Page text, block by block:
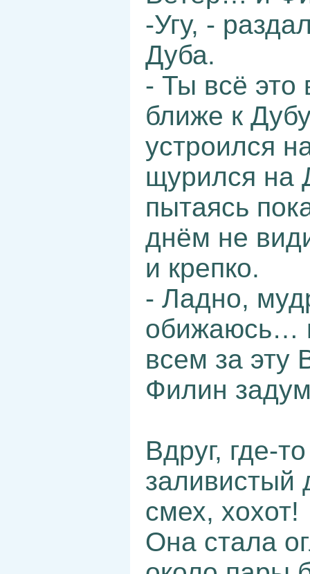
-Угу, -
Дуба.
- Ты всё это
ближе к
устроился
щурился на
пытаясь
днём не
и крепко.
- Ладно,
обижаюсь…
всем за эту
Филин
Вдруг, где-
заливистый
смех, хохот!
Она стала